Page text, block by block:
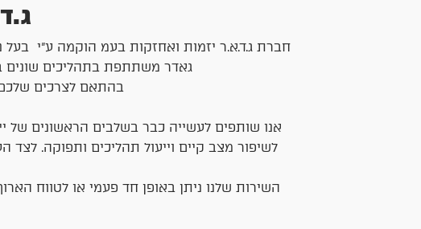
חברת ג.ד.א.ר יזמות ואחזקות בעמ הוקמה ע"י בעל
גאדר משתתפת בתהליכים שונים
בהתאם לצרכים שלכם
אנו שותפים לעשייה כבר בשלבים הראשונים של
לשיפור מצב קיים וייעול תהליכים ותפוקה.
השירות שלנו ניתן באופן חד פעמי או לטווח